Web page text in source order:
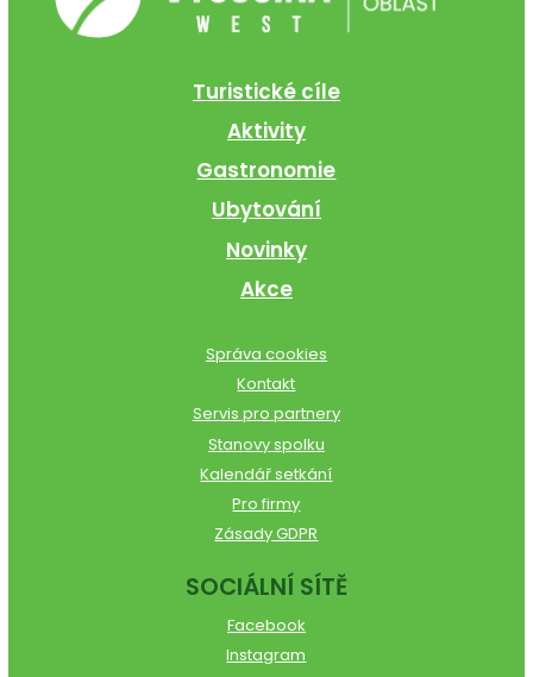
Turistické cíle
Aktivity
Gastronomie
Ubytování
Novinky
Akce
Správa cookies
Kontakt
Servis pro partnery
Stanovy spolku
Kalendář setkání
Pro firmy
Zásady GDPR
SOCIÁLNÍ SÍTĚ
Facebook
Instagram